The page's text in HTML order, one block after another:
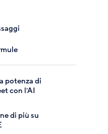
potenza di
con l'AI
di più su